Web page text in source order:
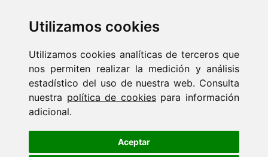
Utilizamos cookies
Utilizamos cookies analíticas de terceros que
nos permiten realizar la medición y análisis
estadístico del uso de nuestra web. Consulta
nuestra política de cookiespara información
adicional.
Aceptar
ejaso_comunica@ejaso.com
(+34) 915 341 480